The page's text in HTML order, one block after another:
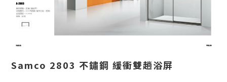
Samco 2803 不鏽鋼 緩衝雙趟浴屏